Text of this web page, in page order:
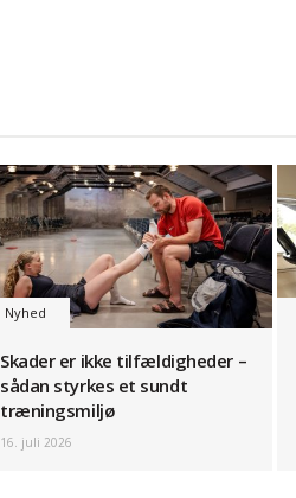
Nyhed
Skader er ikke tilfældigheder –
sådan styrkes et sundt
træningsmiljø
16. juli 2026